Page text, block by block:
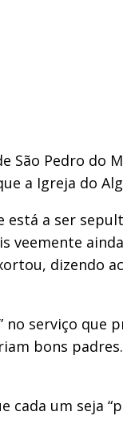
São Pedro do
a Igreja do
está a ser
veemente
dizendo
serviço que
bons
cada um seja